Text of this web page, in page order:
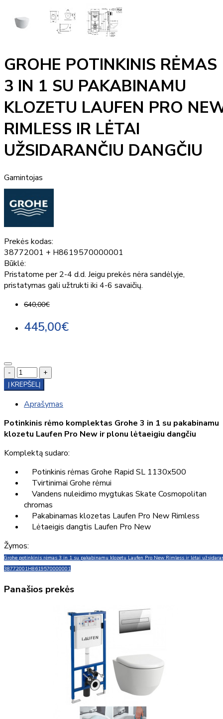
GROHE POTINKINIS RĖMAS
3 IN 1 SU PAKABINAMU
KLOZETU LAUFEN PRO
RIMLESS IR LĖTAI
UŽSIDARANČIU DANGČIU
Gamintojas
Prekės kodas:
38772001 + H8619570000001
Būklė:
Pristatome per 2-4 d.d. Jeigu prekės nėra sandėlyje,
pristatymas gali užtrukti iki 4-6 savaičių.
640,00€
445,00€
-
+
Į KREPŠELĮ
Aprašymas
Potinkinis rėmo komplektas Grohe 3 in 1 su pakabinamu
klozetu Laufen Pro New ir plonu lėtaeigiu dangčiu
Komplektą sudaro:
Potinkinis rėmas Grohe Rapid SL 1130x500
Tvirtinimai Grohe rėmui
Vandens nuleidimo mygtukas Skate Cosmopolitan
chromas
Pakabinamas klozetas Laufen Pro New Rimless
Lėtaeigis dangtis Laufen Pro New
Žymos:
Grohe potinkinis rėmas 3 in 1 su pakabinamu klozetu Laufen Pro New Rimless ir lėtai
38772001H8619570000001
Panašios prekės